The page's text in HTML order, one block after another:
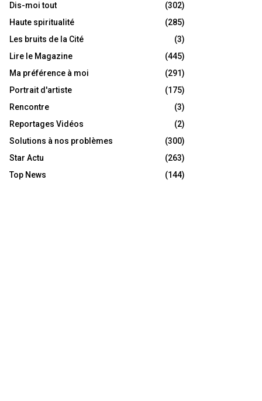
Dis-moi tout
(302)
Haute spiritualité
(285)
Les bruits de la Cité
(3)
Lire le Magazine
(445)
Ma préférence à moi
(291)
Portrait d'artiste
(175)
Rencontre
(3)
Reportages Vidéos
(2)
Solutions à nos problèmes
(300)
Star Actu
(263)
Top News
(144)